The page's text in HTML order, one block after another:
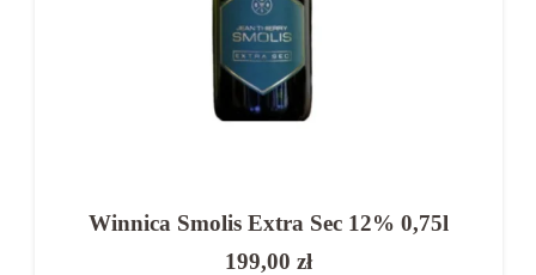
Winnica Smolis Extra Sec 12% 0,75l
199,00 zł